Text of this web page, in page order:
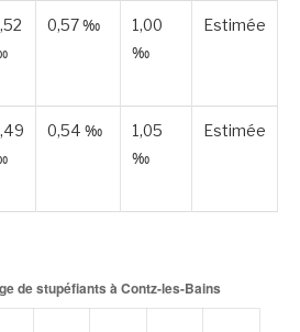
0,57 ‰
1,00
‰
Estimée
0,54 ‰
1,05
‰
Estimée